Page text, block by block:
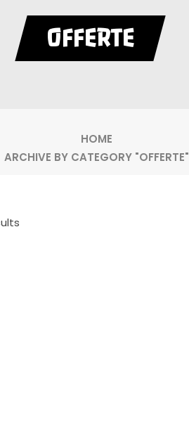
OFFERTE
HOME
ARCHIVE BY CATEGORY "OFFERTE"